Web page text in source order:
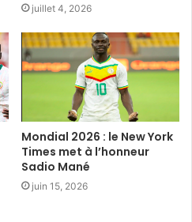
juillet 4, 2026
Mondial 2026 : le New York
Times met à l’honneur
Sadio Mané
juin 15, 2026